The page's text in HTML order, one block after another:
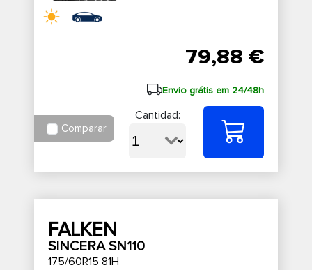
79,88 €
Envio grátis em 24/48h
Comparar
Cantidad:
FALKEN
SINCERA SN110
175/60R15 81H